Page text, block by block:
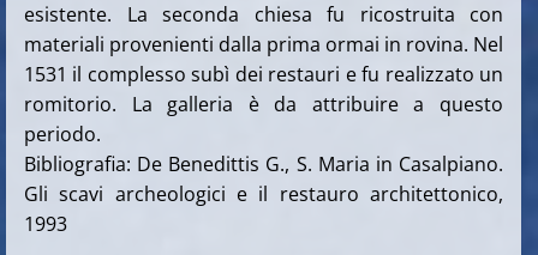
esistente. La seconda chiesa fu ricostruita con
materiali provenienti dalla prima ormai in rovina. Nel
1531 il complesso subì dei restauri e fu realizzato un
romitorio. La galleria è da attribuire a questo
periodo.
Bibliografia: De Benedittis G., S. Maria in Casalpiano.
Gli scavi archeologici e il restauro architettonico,
1993